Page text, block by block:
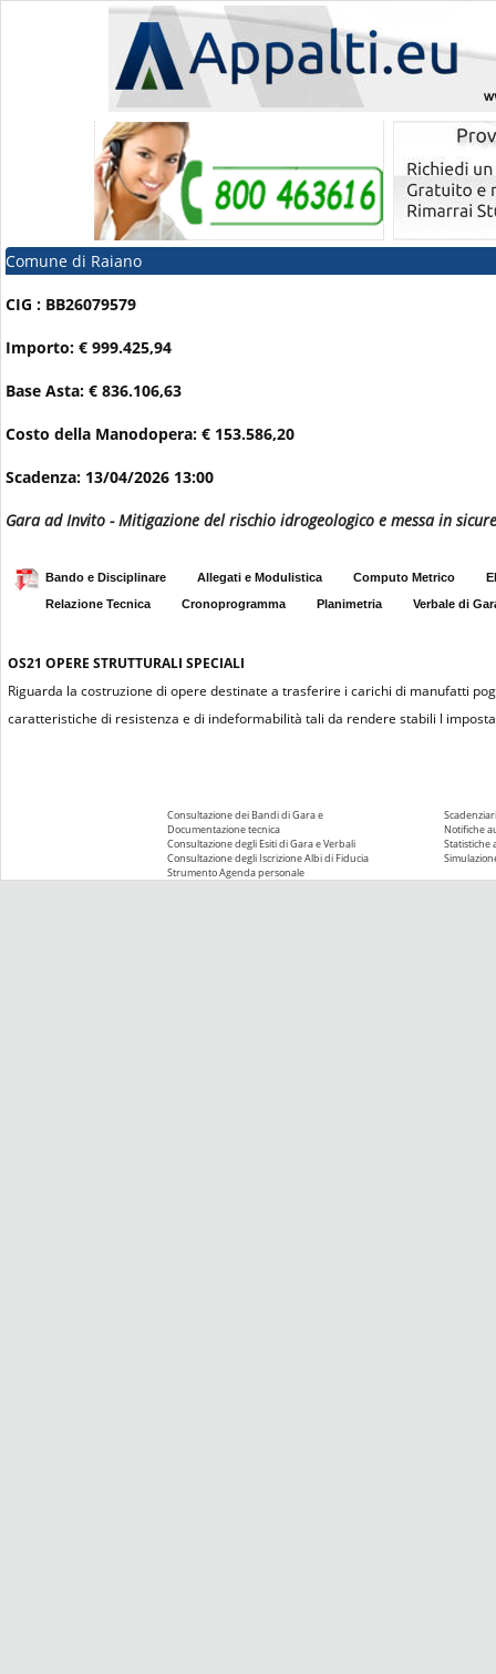
Comune di Raiano
CIG : BB26079579
Importo: € 999.425,94
Base Asta: € 836.106,63
Costo della Manodopera: € 153.586,20
Scadenza: 13/04/2026 13:00
Gara ad Invito - Mitigazione del rischio idrogeologico e messa in
Bando e Disciplinare Allegati e Modulistica Computo Metrico
Relazione Tecnica
Cronoprogramma Planimetria Verbale di
OS21 OPERE STRUTTURALI SPECIALI
Riguarda la costruzione di opere destinate a trasferire i carichi di manufatti
caratteristiche di resistenza e di indeformabilità tali da rendere stabili l
Consultazione dei Bandi di Gara e
Documentazione tecnica
Consultazione degli Esiti di Gara e Verbali
Consultazione degli Iscrizione Albi di Fiducia
Strumento Agenda personale
Notifiche
Statistiche